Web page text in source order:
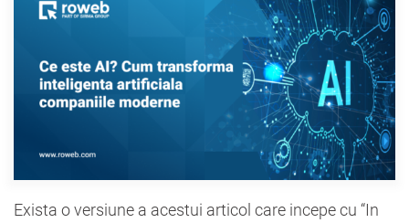
Exista o versiune a acestui articol care incepe cu “In